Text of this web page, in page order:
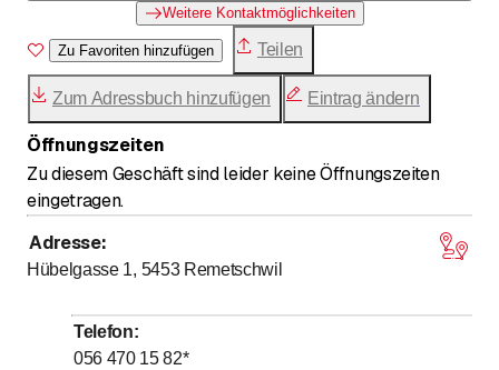
Weitere Kontaktmöglichkeiten
Zu Favoriten hinzufügen Teilen
Zum Adressbuch hinzufügen Eintrag ändern
Öffnungszeiten
Zu diesem Geschäft sind leider keine Öffnungszeiten
eingetragen.
Adresse:
Hübelgasse 1, 5453 Remetschwil
Telefon:
056 470 15 82*